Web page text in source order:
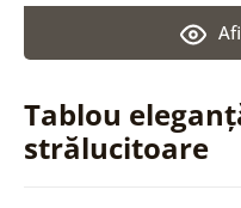
Tablou
strălucitoare